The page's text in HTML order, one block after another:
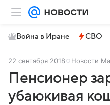
Война в Иране СВО
22 сентября 2018 Новости
Пенсионер
убаюкивая